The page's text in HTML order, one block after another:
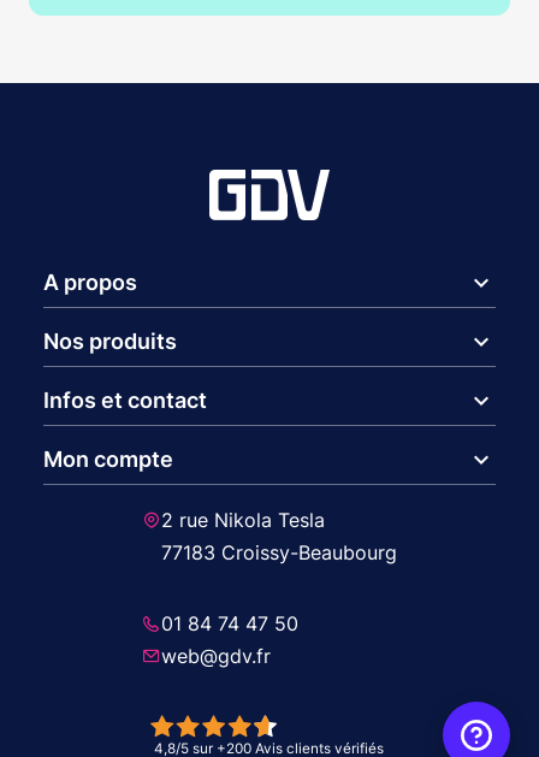
A propos expand_more
Nos produits expand_more
Infos et contact expand_more
Mon compte expand_more
2 rue Nikola Tesla
77183 Croissy-Beaubourg
01 84 74 47 50
web@gdv.fr